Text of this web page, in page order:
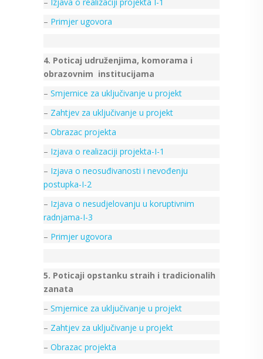
– Izjava o realizaciji projekta I-1
– Primjer ugovora
4. Poticaj udruženjima, komorama i
obrazovnim institucijama
– Smjernice za uključivanje u projekt
– Zahtjev za uključivanje u projekt
– Obrazac projekta
– Izjava o realizaciji projekta-I-1
– Izjava o neosuđivanosti i nevođenju
postupka-I-2
– Izjava o nesudjelovanju u koruptivnim
radnjama-I-3
– Primjer ugovora
5. Poticaji opstanku straih i tradicionalih
zanata
– Smjernice za uključivanje u projekt
– Zahtjev za uključivanje u projekt
– Obrazac projekta